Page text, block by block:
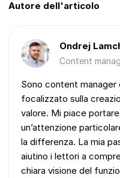
Autore dell'articolo
Ondrej
Content
Sono content manager
focalizzato sulla
valore. Mi piace
un’attenzione
la differenza. La mia
aiutino i lettori a
chiara visione del